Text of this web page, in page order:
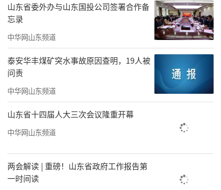
山东省委外办与山东国投公司签署合作备
忘录
中华网山东频道
泰安华丰煤矿突水事故原因查明，19人被
问责
中华网山东频道
山东省十四届人大三次会议隆重开幕
中华网山东频道
两会解读 | 重磅！山东省政府工作报告第
一时间读